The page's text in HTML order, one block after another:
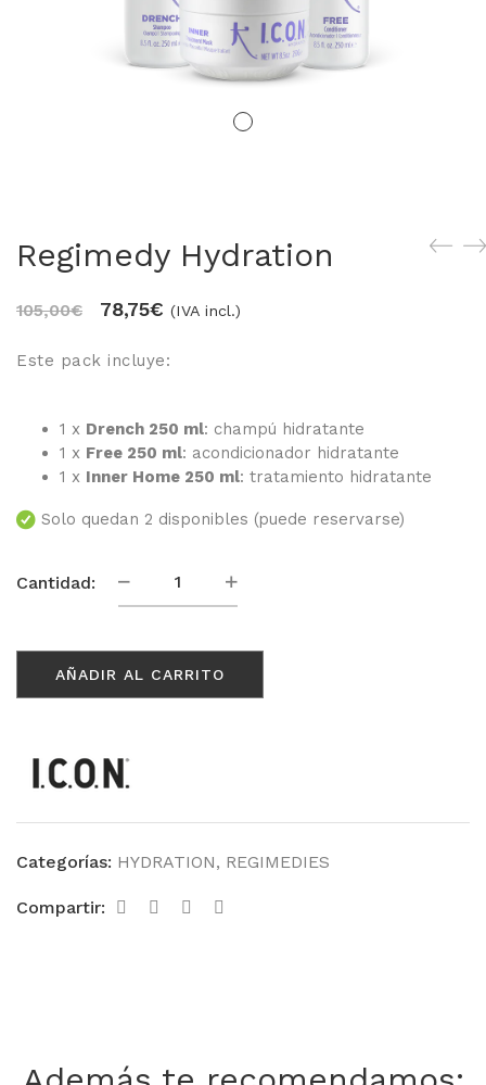
LOS MÁS VENDIDOS
Regimedy Hydration
105,00€ 78,75€ (IVA incl.)
Este pack incluye:
1 x Drench 250 ml: champú hidratante
1 x Free 250 ml: acondicionador hidratante
1 x Inner Home 250 ml: tratamiento hidratante
Solo quedan 2 disponibles (puede reservarse)
Cantidad:
Regimedy
Hydration
AÑADIR AL CARRITO
Categorías: HYDRATION, REGIMEDIES
Compartir: